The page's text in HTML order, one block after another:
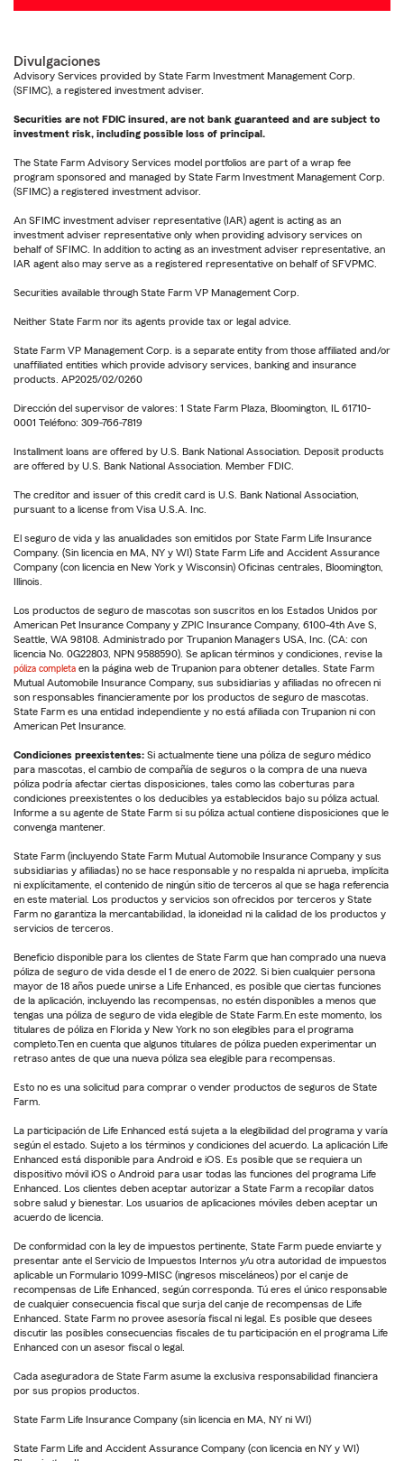
Divulgaciones
Advisory Services provided by State Farm Investment Management Corp.
(SFIMC), a registered investment adviser.
Securities are not FDIC insured, are not bank guaranteed and are subject to
investment risk, including possible loss of principal.
The State Farm Advisory Services model portfolios are part of a wrap fee
program sponsored and managed by State Farm Investment Management Corp.
(SFIMC) a registered investment advisor.
An SFIMC investment adviser representative (IAR) agent is acting as an
investment adviser representative only when providing advisory services on
behalf of SFIMC. In addition to acting as an investment adviser representative, an
IAR agent also may serve as a registered representative on behalf of SFVPMC.
Securities available through State Farm VP Management Corp.
Neither State Farm nor its agents provide tax or legal advice.
State Farm VP Management Corp. is a separate entity from those affiliated and/or
unaffiliated entities which provide advisory services, banking and insurance
products. AP2025/02/0260
Dirección del supervisor de valores: 1 State Farm Plaza, Bloomington, IL 61710-
0001 Teléfono: 309-766-7819
Installment loans are offered by U.S. Bank National Association. Deposit products
are offered by U.S. Bank National Association. Member FDIC.
The creditor and issuer of this credit card is U.S. Bank National Association,
pursuant to a license from Visa U.S.A. Inc.
El seguro de vida y las anualidades son emitidos por State Farm Life Insurance
Company. (Sin licencia en MA, NY y WI) State Farm Life and Accident Assurance
Company (con licencia en New York y Wisconsin) Oficinas centrales, Bloomington,
Illinois.
Los productos de seguro de mascotas son suscritos en los Estados Unidos por
American Pet Insurance Company y ZPIC Insurance Company, 6100-4th Ave S,
Seattle, WA 98108. Administrado por Trupanion Managers USA, Inc. (CA: con
licencia No. 0G22803, NPN 9588590). Se aplican términos y condiciones, revise la
póliza completa en la página web de Trupanion para obtener detalles. State Farm
Mutual Automobile Insurance Company, sus subsidiarias y afiliadas no ofrecen ni
son responsables financieramente por los productos de seguro de mascotas.
State Farm es una entidad independiente y no está afiliada con Trupanion ni con
American Pet Insurance.
Condiciones preexistentes: Si actualmente tiene una póliza de seguro médico
para mascotas, el cambio de compañía de seguros o la compra de una nueva
póliza podría afectar ciertas disposiciones, tales como las coberturas para
condiciones preexistentes o los deducibles ya establecidos bajo su póliza actual.
Informe a su agente de State Farm si su póliza actual contiene disposiciones que le
convenga mantener.
State Farm (incluyendo State Farm Mutual Automobile Insurance Company y sus
subsidiarias y afiliadas) no se hace responsable y no respalda ni aprueba, implícita
ni explícitamente, el contenido de ningún sitio de terceros al que se haga referencia
en este material. Los productos y servicios son ofrecidos por terceros y State
Farm no garantiza la mercantabilidad, la idoneidad ni la calidad de los productos y
servicios de terceros.
Beneficio disponible para los clientes de State Farm que han comprado una nueva
póliza de seguro de vida desde el 1 de enero de 2022. Si bien cualquier persona
mayor de 18 años puede unirse a Life Enhanced, es posible que ciertas funciones
de la aplicación, incluyendo las recompensas, no estén disponibles a menos que
tengas una póliza de seguro de vida elegible de State Farm.En este momento, los
titulares de póliza en Florida y New York no son elegibles para el programa
completo.Ten en cuenta que algunos titulares de póliza pueden experimentar un
retraso antes de que una nueva póliza sea elegible para recompensas.
Esto no es una solicitud para comprar o vender productos de seguros de State
Farm.
La participación de Life Enhanced está sujeta a la elegibilidad del programa y varía
según el estado. Sujeto a los términos y condiciones del acuerdo. La aplicación Life
Enhanced está disponible para Android e iOS. Es posible que se requiera un
dispositivo móvil iOS o Android para usar todas las funciones del programa Life
Enhanced. Los clientes deben aceptar autorizar a State Farm a recopilar datos
sobre salud y bienestar. Los usuarios de aplicaciones móviles deben aceptar un
acuerdo de licencia.
De conformidad con la ley de impuestos pertinente, State Farm puede enviarte y
presentar ante el Servicio de Impuestos Internos y/u otra autoridad de impuestos
aplicable un Formulario 1099-MISC (ingresos misceláneos) por el canje de
recompensas de Life Enhanced, según corresponda. Tú eres el único responsable
de cualquier consecuencia fiscal que surja del canje de recompensas de Life
Enhanced. State Farm no provee asesoría fiscal ni legal. Es posible que desees
discutir las posibles consecuencias fiscales de tu participación en el programa Life
Enhanced con un asesor fiscal o legal.
Cada aseguradora de State Farm asume la exclusiva responsabilidad financiera
por sus propios productos.
State Farm Life Insurance Company (sin licencia en MA, NY ni WI)
State Farm Life and Accident Assurance Company (con licencia en NY y WI)